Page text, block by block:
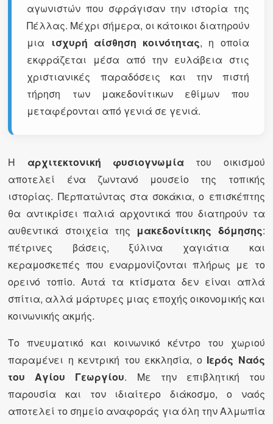
αγωνιστών που σφράγισαν την ιστορία της
Πέλλας. Μέχρι σήμερα, οι κάτοικοι διατηρούν
μια
ισχυρή αίσθηση κοινότητας, η οποία
εκφράζεται μέσα από την ευλάβεια στις
χριστιανικές παραδόσεις και την πιστή
τήρηση των μακεδονίτικων εθίμων που
μεταφέρονται από γενιά σε γενιά.
Η αρχιτεκτονική φυσιογνωμία του οικισμού
αποτελεί ένα ζωντανό μουσείο της τοπικής
ιστορίας. Περπατώντας στα σοκάκια, ο επισκέπτης
θα αντικρίσει παλιά αρχοντικά που διατηρούν τα
αυθεντικά στοιχεία της μακεδονίτικης δόμησης:
πέτρινες βάσεις, ξύλινα χαγιάτια και
κεραμοσκεπές που εναρμονίζονται πλήρως με το
ορεινό τοπίο. Αυτά τα κτίσματα δεν είναι απλά
σπίτια, αλλά μάρτυρες μιας εποχής οικονομικής και
κοινωνικής ακμής.
Το πνευματικό και κοινωνικό κέντρο του χωριού
παραμένει η κεντρική του εκκλησία, ο Ιερός Ναός
του Αγίου Γεωργίου. Με την επιβλητική του
παρουσία και τον ιδιαίτερο διάκοσμο, ο ναός
αποτελεί το σημείο αναφοράς για όλη την Αλμωπία